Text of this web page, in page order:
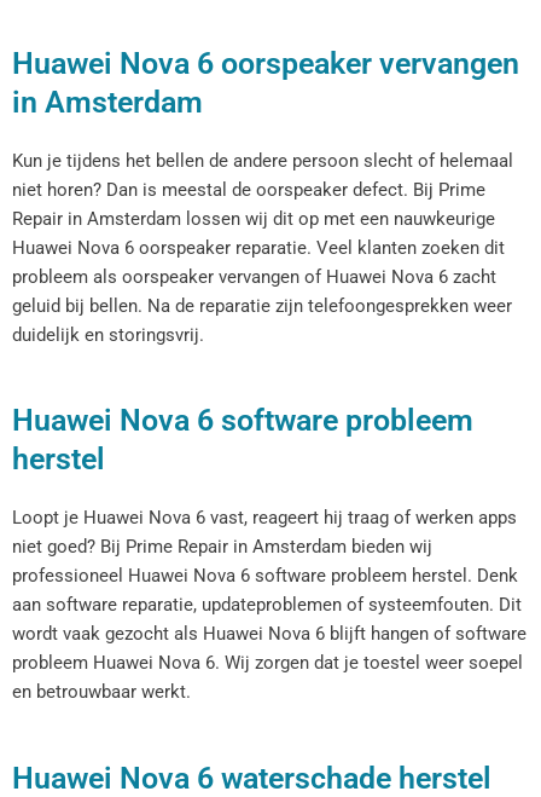
Huawei Nova 6 oorspeaker vervangen
in Amsterdam
Kun je tijdens het bellen de andere persoon slecht of helemaal
niet horen? Dan is meestal de oorspeaker defect. Bij Prime
Repair in Amsterdam lossen wij dit op met een nauwkeurige
Huawei Nova 6 oorspeaker reparatie. Veel klanten zoeken dit
probleem als oorspeaker vervangen of Huawei Nova 6 zacht
geluid bij bellen. Na de reparatie zijn telefoongesprekken weer
duidelijk en storingsvrij.
Huawei Nova 6 software probleem
herstel
Loopt je Huawei Nova 6 vast, reageert hij traag of werken apps
niet goed? Bij Prime Repair in Amsterdam bieden wij
professioneel Huawei Nova 6 software probleem herstel. Denk
aan software reparatie, updateproblemen of systeemfouten. Dit
wordt vaak gezocht als Huawei Nova 6 blijft hangen of software
probleem Huawei Nova 6. Wij zorgen dat je toestel weer soepel
en betrouwbaar werkt.
Huawei Nova 6 waterschade herstel